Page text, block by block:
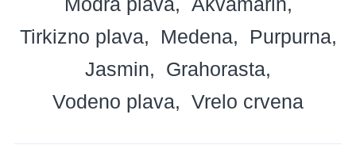
Tirkizno plava
Medena
Purpurna
Jasmin
Grahorasta
Vodeno plava
Vrelo crvena